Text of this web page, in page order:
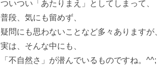
ついつい「あたりまえ」としてしまって、
普段、気にも留めず、
疑問にも思わないことなど多々ありますが、
実は、そんな中にも、
「不自然さ」が潜んでいるものですね。^^;